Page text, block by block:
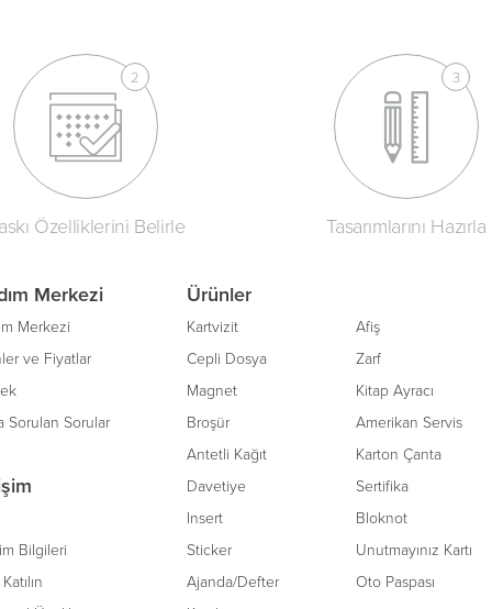
Özelliklerini Belirle Tasarımlarını Hazırla
Merkezi
Merkezi
ve Fiyatlar
Sorulan Sorular
Bilgileri
Ürünler
Kartvizit
Cepli Dosya
Magnet
Broşür
Antetli Kağıt
Davetiye
Insert
Sticker
Ajanda/Defter
Afiş
Zarf
Kitap Ayracı
Amerikan Servis
Karton Çanta
Sertifika
Bloknot
Unutmayınız Kartı
Oto Paspası